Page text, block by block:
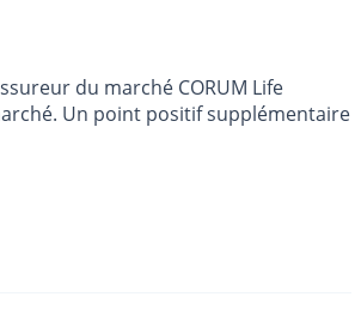
du marché CORUM Life
Un point positif supplémentaire